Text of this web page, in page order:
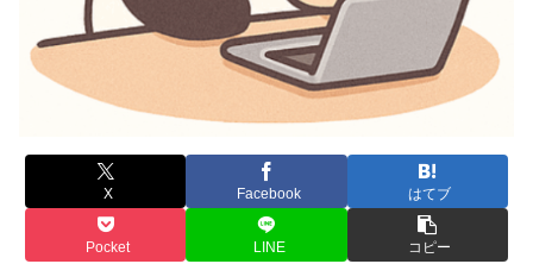
X Facebook はてブ
Pocket LINE コピー